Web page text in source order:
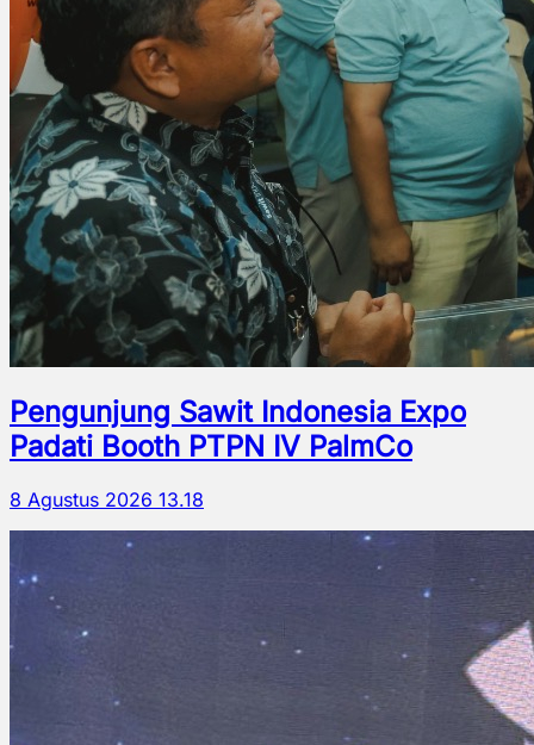
Pengunjung Sawit Indonesia Expo
Padati Booth PTPN IV PalmCo
8 Agustus 2026 13.18